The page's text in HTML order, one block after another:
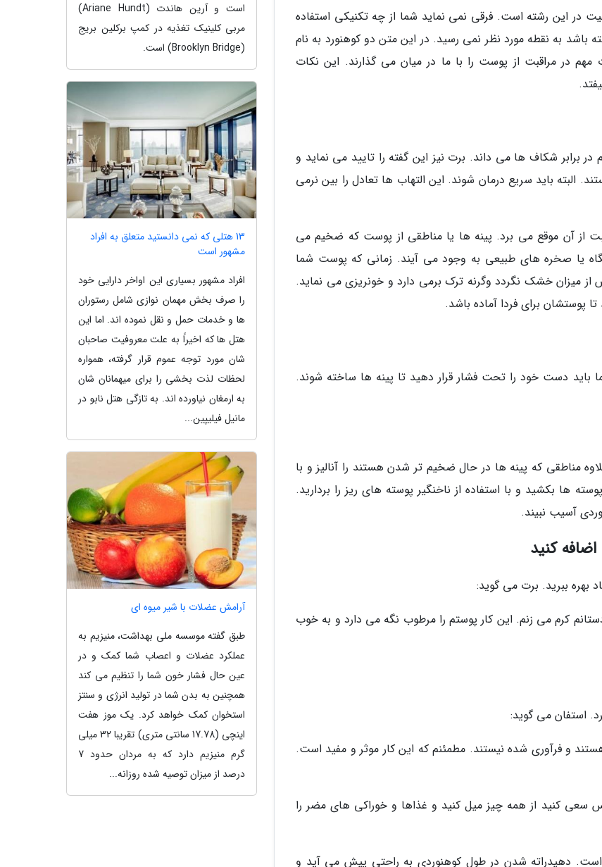
در این رشته است. فرقی نمی نماید شما از چه تکنیکی استفاده
به نقطه مورد نظر نمی رسید. در این متن دو کوهنورد به نام
در مراقبت از پوست را با ما در میان می گذارند. این نکات
برابر شکاف ها می داند. برت نیز این گفته را تایید می نماید و
البته باید سریع درمان شوند. این التهاب ها تعادل را بین نرمی
آن موقع می برد. پینه ها یا مناطقی از پوست که ضخیم می
یا صخره های طبیعی به وجود می آیند. زمانی که پوست شما
میزان خشک نگردد وگرنه ترک برمی دارد و خونریزی می نماید.
پوستشان برای فردا آماده باشد.
دست خود را تحت فشار قرار دهید تا پینه ها ساخته شوند.
مناطقی که پینه ها در حال ضخیم تر شدن هستند را آنالیز و با
ها بکشید و با استفاده از ناخنگیر پوسته های ریز را بردارید.
آسیب نبیند.
کنید
بهره ببرید. برت می گوید:
کرم می زنم. این کار پوستم را مرطوب نگه می دارد و به خوب
استفان می گوید:
و فرآوری شده نیستند. مطمئنم که این کار موثر و مفید است.
کنید از همه چیز میل کنید و غذاها و خوراکی های مضر را
دهیدراته شدن در طول کوهنوردی به راحتی پیش می آید و
است و آرین هاندت (Ariane Hundt)
مربی کلینیک تغذیه در کمپ برکلین بریج
(Brooklyn Bridge) است.
13 هتلی که نمی دانستید متعلق به افراد
مشهور است
افراد مشهور بسیاری این اواخر دارایی خود
را صرف بخش مهمان نوازی شامل رستوران
ها و خدمات حمل و نقل نموده اند. اما این
هتل ها که اخیراً به علت معروفیت صاحبان
شان مورد توجه عموم قرار گرفته، همواره
لحظات لذت بخشی را برای میهمانان شان
به ارمغان نیاورده اند. به تازگی هتل نابو در
مانیل فیلیپین...
آرامش عضلات با شیر میوه ای
طبق گفته موسسه ملی بهداشت، منیزیم به
عملکرد عضلات و اعصاب شما کمک و در
عین حال فشار خون شما را تنظیم می کند
همچنین به بدن شما در تولید انرژی و سنتز
استخوان کمک خواهد کرد. یک موز هفت
اینچی (17.78 سانتی متری) تقریبا 32 میلی
گرم منیزیم دارد که به مردان حدود 7
درصد از میزان توصیه شده روزانه...